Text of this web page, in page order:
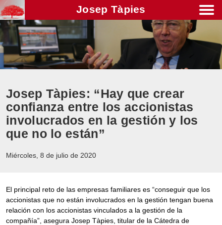
Josep Tàpies
Josep Tàpies: “Hay que crear
confianza entre los accionistas
involucrados en la gestión y los
que no lo están”
Miércoles, 8 de julio de 2020
El principal reto de las empresas familiares es “conseguir que los
accionistas que no están involucrados en la gestión tengan buena
relación con los accionistas vinculados a la gestión de la
compañía”, asegura Josep Tàpies, titular de la Cátedra de